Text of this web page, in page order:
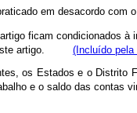
em desacordo
ficam condicionados à
artigo. (Incluído pela
os Estados e o
e o saldo das contas